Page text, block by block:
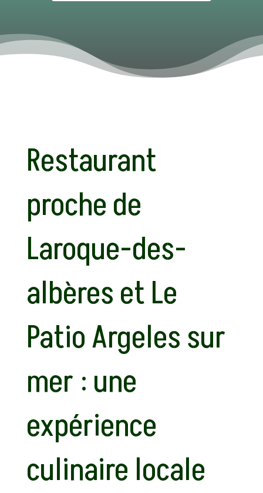
Restaurant
proche de
Laroque-des-
albères et Le
Patio Argeles sur
mer : une
expérience
culinaire locale